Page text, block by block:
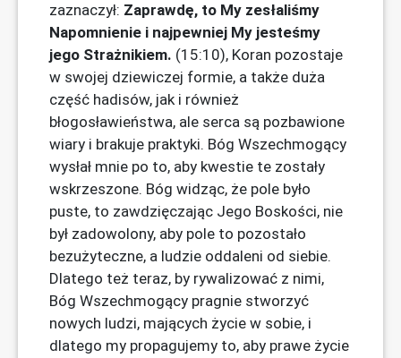
zaznaczył: Zaprawdę, to My zesłaliśmy
Napomnienie i najpewniej My jesteśmy
jego Strażnikiem. (15:10), Koran pozostaje
w swojej dziewiczej formie, a także duża
część hadisów, jak i również
błogosławieństwa, ale serca są pozbawione
wiary i brakuje praktyki. Bóg Wszechmogący
wysłał mnie po to, aby kwestie te zostały
wskrzeszone. Bóg widząc, że pole było
puste, to zawdzięczając Jego Boskości, nie
był zadowolony, aby pole to pozostało
bezużyteczne, a ludzie oddaleni od siebie.
Dlatego też teraz, by rywalizować z nimi,
Bóg Wszechmogący pragnie stworzyć
nowych ludzi, mających życie w sobie, i
dlatego my propagujemy to, aby prawe życie